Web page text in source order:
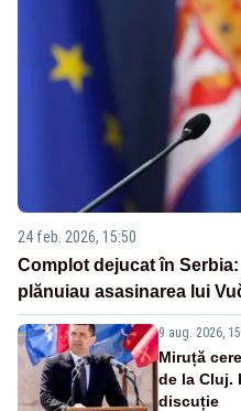
24 feb. 2026, 15:50
Complot dejucat în
plănuiau asasinarea lui
9 aug. 2026,
Miruță
de la Cluj.
discuție